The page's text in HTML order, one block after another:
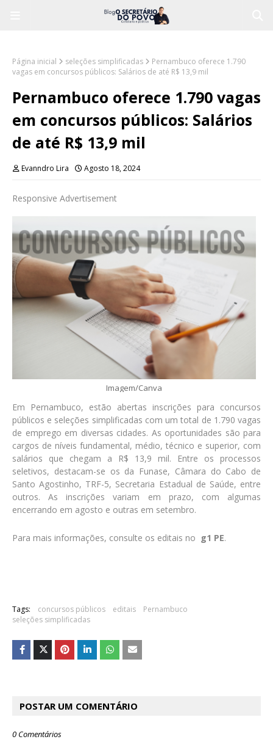
Página inicial seleções simplificadas
Pernambuco oferece 1.790
vagas em concursos públicos: Salários de até R$ 13,9 mil
Pernambuco oferece 1.790 vagas
em concursos públicos: Salários
de até R$ 13,9 mil
Evanndro Lira Agosto 18, 2024
Responsive Advertisement
Imagem/Canva
Em Pernambuco, estão abertas inscrições para concursos
públicos e seleções simplificadas com um total de 1.790 vagas
de emprego em diversas cidades. As oportunidades são para
cargos de níveis fundamental, médio, técnico e superior, com
salários que chegam a R$ 13,9 mil. Entre os processos
seletivos, destacam-se os da Funase, Câmara do Cabo de
Santo Agostinho, TRF-5, Secretaria Estadual de Saúde, entre
outros. As inscrições variam em prazo, com algumas
encerrando em agosto e outras em setembro.
Para mais informações, consulte os editais no g1 PE.
Tags: concursos públicos editais
Pernambuco
seleções simplificadas
POSTAR UM COMENTÁRIO
0 Comentários